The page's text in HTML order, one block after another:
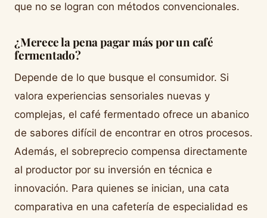
que no se logran con métodos convencionales.
¿Merece la pena pagar más por un café
fermentado?
Depende de lo que busque el consumidor. Si
valora experiencias sensoriales nuevas y
complejas, el café fermentado ofrece un abanico
de sabores difícil de encontrar en otros procesos.
Además, el sobreprecio compensa directamente
al productor por su inversión en técnica e
innovación. Para quienes se inician, una cata
comparativa en una cafetería de especialidad es